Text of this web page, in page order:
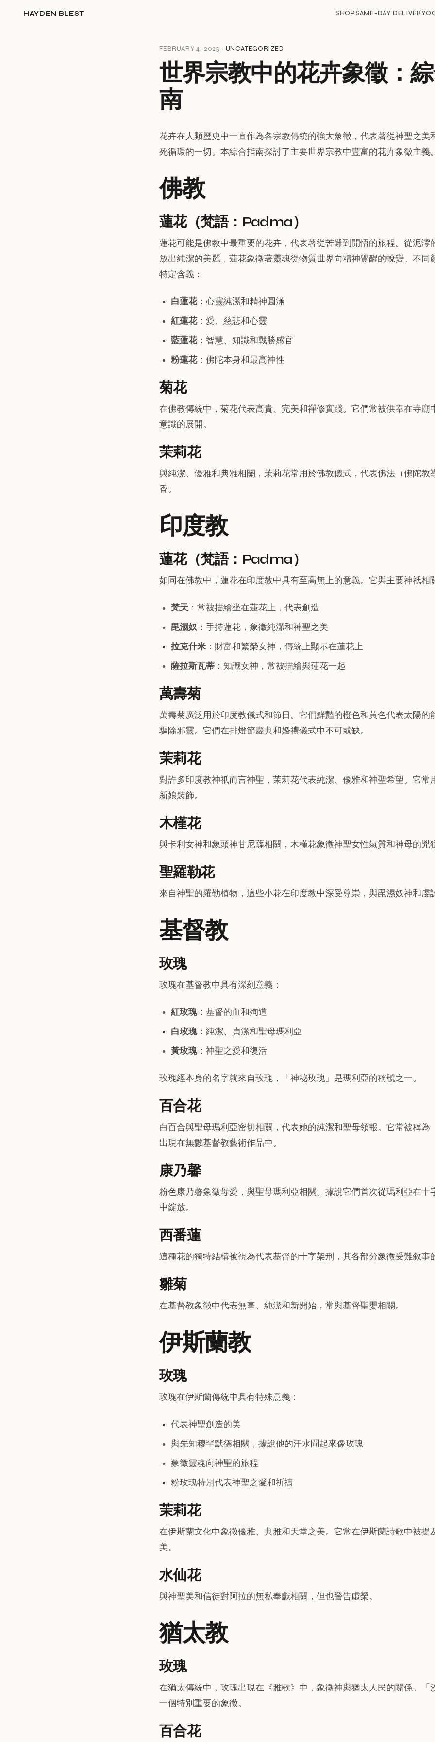
HAYDEN BLEST SHOPSAME-DAY DELIVERY
FEBRUARY 4, 2025 · UNCATEGORIZED
世界宗教中的花卉象徵：
南
花卉在人類歷史中一直作為各宗教傳統的強大象徵，代表著從神聖之美
死循環的一切。本綜合指南探討了主要世界宗教中豐富的花卉象徵主義
佛教
蓮花（梵語：Padma）
蓮花可能是佛教中最重要的花卉，代表著從苦難到開悟的旅程。從泥濘
放出純潔的美麗，蓮花象徵著靈魂從物質世界向精神覺醒的蛻變。不同
特定含義：
白蓮花：心靈純潔和精神圓滿
紅蓮花：愛、慈悲和心靈
藍蓮花：智慧、知識和戰勝感官
粉蓮花：佛陀本身和最高神性
菊花
在佛教傳統中，菊花代表高貴、完美和禪修實踐。它們常被供奉在寺廟
意識的展開。
茉莉花
與純潔、優雅和典雅相關，茉莉花常用於佛教儀式，代表佛法（佛陀教
香。
印度教
蓮花（梵語：Padma）
如同在佛教中，蓮花在印度教中具有至高無上的意義。它與主要神祇相
梵天 ：常被描繪坐在蓮花上，代表創造
毘濕奴 ：手持蓮花，象徵純潔和神聖之美
拉克什米 ：財富和繁榮女神，傳統上顯示在蓮花上
薩拉斯瓦蒂 ：知識女神，常被描繪與蓮花一起
萬壽菊
萬壽菊廣泛用於印度教儀式和節日。它們鮮豔的橙色和黃色代表太陽的
驅除邪靈。它們在排燈節慶典和婚禮儀式中不可或缺。
茉莉花
對許多印度教神祇而言神聖，茉莉花代表純潔、優雅和神聖希望。它常
新娘裝飾。
木槿花
與卡利女神和象頭神甘尼薩相關，木槿花象徵神聖女性氣質和神母的兇
聖羅勒花
來自神聖的羅勒植物，這些小花在印度教中深受尊崇，與毘濕奴神和虔
基督教
玫瑰
玫瑰在基督教中具有深刻意義：
紅玫瑰：基督的血和殉道
白玫瑰：純潔、貞潔和聖母瑪利亞
黃玫瑰：神聖之愛和復活
玫瑰經本身的名字就來自玫瑰，「神秘玫瑰」是瑪利亞的稱號之一。
百合花
白百合與聖母瑪利亞密切相關，代表她的純潔和聖母領報。它常被稱為
出現在無數基督教藝術作品中。
康乃馨
粉色康乃馨象徵母愛，與聖母瑪利亞相關。據說它們首次從瑪利亞在十
中綻放。
西番蓮
這種花的獨特結構被視為代表基督的十字架刑，其各部分象徵受難敘事
雛菊
在基督教象徵中代表無辜、純潔和新開始，常與基督聖嬰相關。
伊斯蘭教
玫瑰
玫瑰在伊斯蘭傳統中具有特殊意義：
代表神聖創造的美
與先知穆罕默德相關，據說他的汗水聞起來像玫瑰
象徵靈魂向神聖的旅程
粉玫瑰特別代表神聖之愛和祈禱
茉莉花
在伊斯蘭文化中象徵優雅、典雅和天堂之美。它常在伊斯蘭詩歌中被提
美。
水仙花
與神聖美和信徒對阿拉的無私奉獻相關，但也警告虛榮。
猶太教
玫瑰
在猶太傳統中，玫瑰出現在《雅歌》中，象徵神與猶太人民的關係。「
一個特別重要的象徵。
百合花